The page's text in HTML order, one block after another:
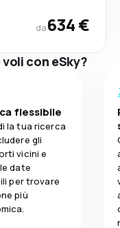
da634 €
con eSky?
flessibile
la tua ricerca
gli
vicini e
date
per trovare
più